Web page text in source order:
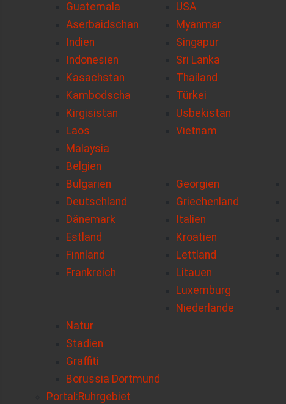
Guatemala
USA
Aserbaidschan
Indien
Indonesien
Kasachstan
Kambodscha
Kirgisistan
Laos
Malaysia
Myanmar
Singapur
Sri Lanka
Thailand
Türkei
Usbekistan
Vietnam
Belgien
Bulgarien
Deutschland
Dänemark
Estland
Finnland
Frankreich
Georgien
Griechenland
Italien
Kroatien
Lettland
Litauen
Luxemburg
Niederlande
Natur
Stadien
Graffiti
Borussia Dortmund
Portal:Ruhrgebiet